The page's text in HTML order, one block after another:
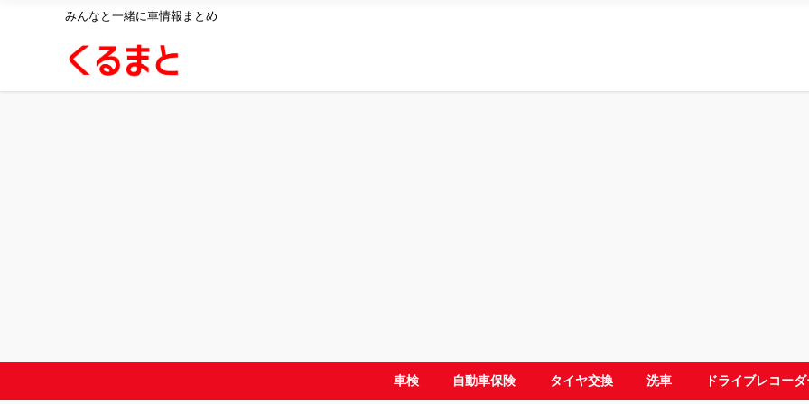
みんなと一緒に車情報まとめ
車検 自動車保険 タイヤ交換 洗車 ドライブレコーダ